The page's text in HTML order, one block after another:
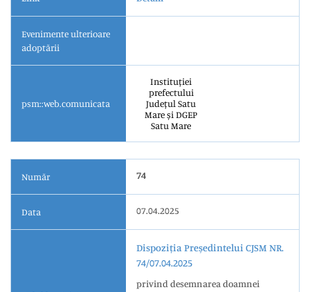
Evenimente ulterioare
adoptării
psm::web.comunicata
Instituției
prefectului
Județul Satu
Mare și DGEP
Satu Mare
Număr 74
Data 07.04.2025
Dispoziția Președintelui CJSM NR.
74/07.04.2025
privind desemnarea doamnei